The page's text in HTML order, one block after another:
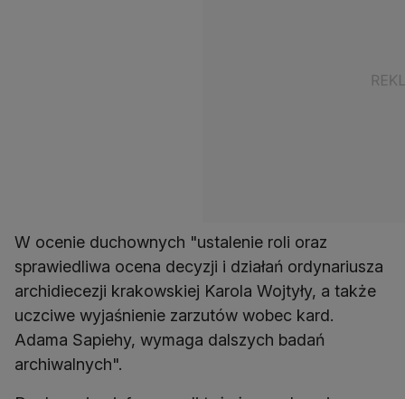
W ocenie duchownych "ustalenie roli oraz
sprawiedliwa ocena decyzji i działań ordynariusza
archidiecezji krakowskiej Karola Wojtyły, a także
uczciwe wyjaśnienie zarzutów wobec kard.
Adama Sapiehy, wymaga dalszych badań
archiwalnych".